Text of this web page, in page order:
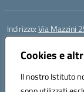
Cookies e
Il nostro Istituto
Indirizzo:Via Mazzini
Centralino:
Posta elettronica
Codice fiscale:
Codice